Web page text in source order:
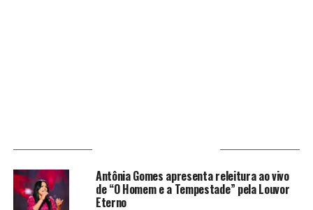
Antônia Gomes apresenta releitura ao vivo
de “O Homem e a Tempestade” pela Louvor
Eterno